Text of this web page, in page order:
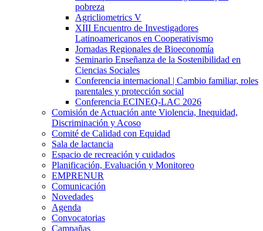
pobreza
Agricliometrics V
XIII Encuentro de Investigadores
Latinoamericanos en Cooperativismo
Jornadas Regionales de Bioeconomía
Seminario Enseñanza de la Sostenibilidad en
Ciencias Sociales
Conferencia internacional | Cambio familiar, roles
parentales y protección social
Conferencia ECINEQ-LAC 2026
Comisión de Actuación ante Violencia, Inequidad,
Discriminación y Acoso
Comité de Calidad con Equidad
Sala de lactancia
Espacio de recreación y cuidados
Planificación, Evaluación y Monitoreo
EMPRENUR
Comunicación
Novedades
Agenda
Convocatorias
Campañas